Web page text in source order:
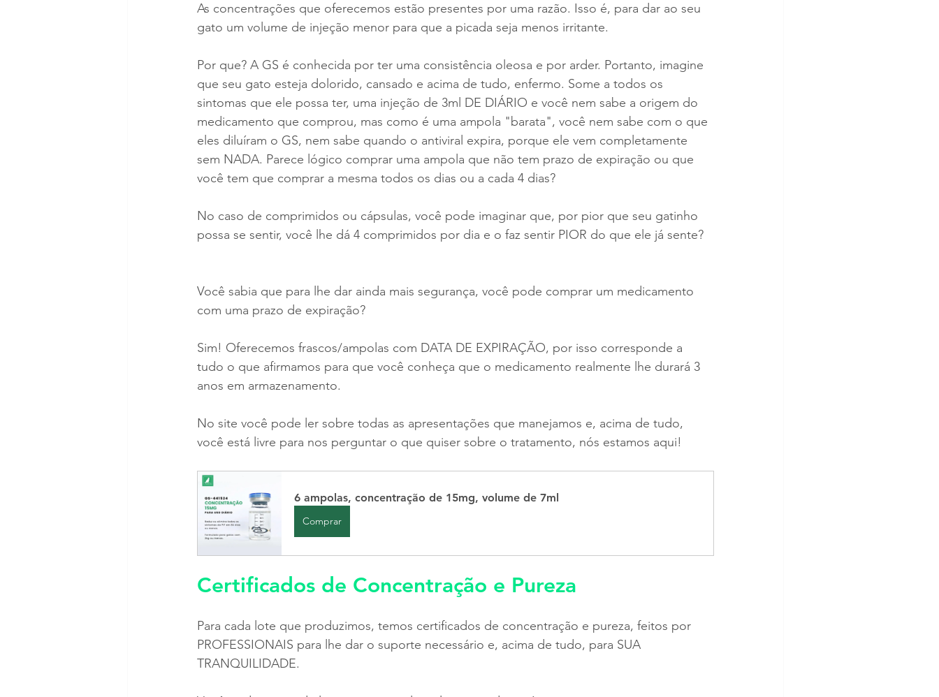
As concentrações que oferecemos estão presentes por uma razão. Isso é, para dar ao seu
gato um volume de injeção menor para que a picada seja menos irritante.
Por que? A GS é conhecida por ter uma consistência oleosa e por arder. Portanto, imagine
que seu gato esteja dolorido, cansado e acima de tudo, enfermo. Some a todos os
sintomas que ele possa ter, uma injeção de 3ml DE DIÁRIO e você nem sabe a origem do
medicamento que comprou, mas como é uma ampola "barata", você nem sabe com o que
eles diluíram o GS, nem sabe quando o antiviral expira, porque ele vem completamente
sem NADA. Parece lógico comprar uma ampola que não tem prazo de expiração ou que
você tem que comprar a mesma todos os dias ou a cada 4 dias?
No caso de comprimidos ou cápsulas, você pode imaginar que, por pior que seu gatinho
possa se sentir, você lhe dá 4 comprimidos por dia e o faz sentir PIOR do que ele já sente?
Você sabia que para lhe dar ainda mais segurança, você pode comprar um medicamento
com uma prazo de expiração?
Sim! Oferecemos frascos/ampolas com DATA DE EXPIRAÇÃO, por isso corresponde a
tudo o que afirmamos para que você conheça que o medicamento realmente lhe durará 3
anos em armazenamento.
No site você pode ler sobre todas as apresentações que manejamos e, acima de tudo,
você está livre para nos perguntar o que quiser sobre o tratamento, nós estamos aqui!
6 ampolas, concentração de 15mg, volume de 7ml
Comprar
Certificados de Concentração e Pureza
Para cada lote que produzimos, temos certificados de concentração e pureza, feitos por
PROFESSIONAIS para lhe dar o suporte necessário e, acima de tudo, para SUA
TRANQUILIDADE.